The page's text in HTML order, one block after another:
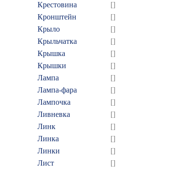
Крестовина
[]
Кронштейн
[]
Крыло
[]
Крыльчатка
[]
Крышка
[]
Крышки
[]
Лампа
[]
Лампа-фара
[]
Лампочка
[]
Ливневка
[]
Линк
[]
Линка
[]
Линки
[]
Лист
[]